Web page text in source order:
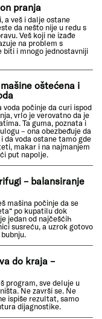
pranja
a veš i dalje ostane
da nešto nije u redu s
Veš koji ne izađe
na problem s
i mnogo jednostavniji
oštećena i
počinje da curi ispod
vrlo je verovatno da je
Ta guma, poznata i
– ona obezbeđuje da
da voda ostane tamo gde
makar i na najmanjem
put napolje.
– balansiranje
mašina počinje da se
po kupatilu dok
jedan od najčešćih
susreću, a uzrok gotovo
do kraja –
program, sve deluje u
Ne završi se. Ne
ispiše rezultat, samo
dijagnostike.